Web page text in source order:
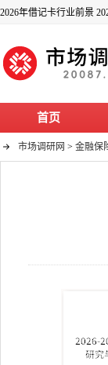
2026年借记卡行业前景
首页
市场调研网 > 金融保